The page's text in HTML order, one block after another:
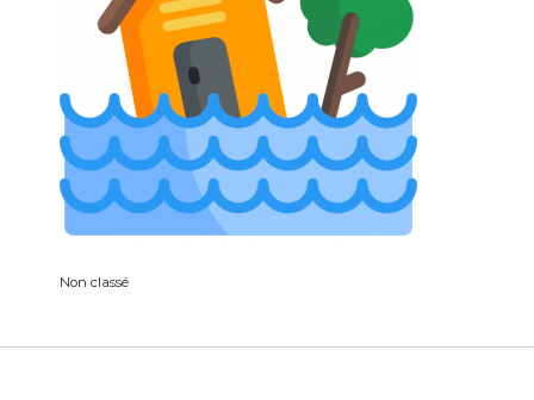
Non classé